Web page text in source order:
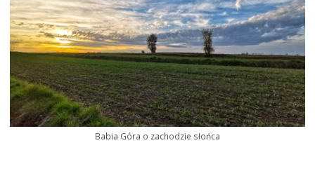
Babia Góra o zachodzie słońca